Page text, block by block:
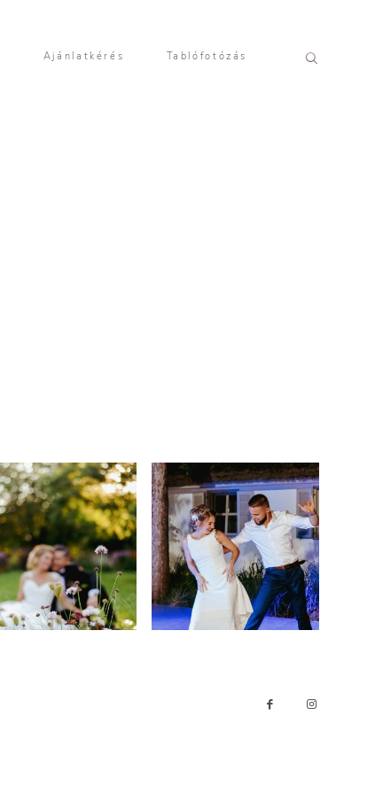
Ajánlatkérés Tablófotózás